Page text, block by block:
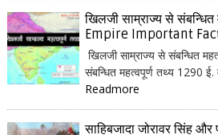
खिलजी साम्राज्य से
Empire Important
खिलजी साम्राज्य से संबन्धित
संबन्धित महत्वपूर्ण तथ्य 1290
Readmore
साहिबजादा जोरावर सिंह